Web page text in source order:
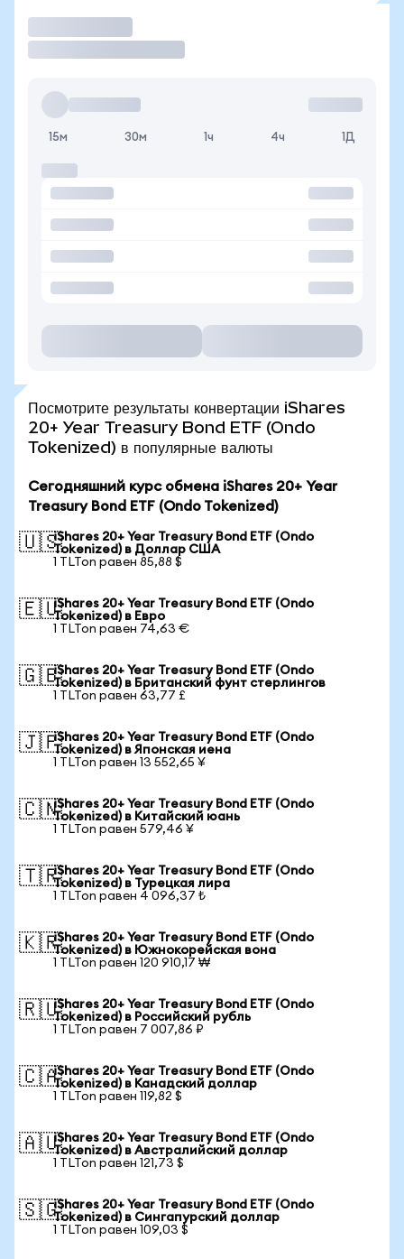
15м 30м 1ч 4ч 1Д
Посмотрите результаты конвертации iShares
20+ Year Treasury Bond ETF (Ondo
Tokenized) в популярные валюты
Сегодняшний курс обмена iShares 20+ Year
Treasury Bond ETF (Ondo Tokenized)
🇺🇸iShares 20+ Year Treasury Bond ETF (Ondo
Tokenized) в Доллар США
1 TLTon равен 85,88 $
🇪🇺iShares 20+ Year Treasury Bond ETF (Ondo
Tokenized) в Евро
1 TLTon равен 74,63 €
🇬🇧iShares 20+ Year Treasury Bond ETF (Ondo
Tokenized) в Британский фунт стерлингов
1 TLTon равен 63,77 £
🇯🇵iShares 20+ Year Treasury Bond ETF (Ondo
Tokenized) в Японская иена
1 TLTon равен 13 552,65 ¥
🇨🇳iShares 20+ Year Treasury Bond ETF (Ondo
Tokenized) в Китайский юань
1 TLTon равен 579,46 ¥
🇹🇷iShares 20+ Year Treasury Bond ETF (Ondo
Tokenized) в Турецкая лира
1 TLTon равен 4 096,37 ₺
🇰🇷iShares 20+ Year Treasury Bond ETF (Ondo
Tokenized) в Южнокорейская вона
1 TLTon равен 120 910,17 ₩
🇷🇺iShares 20+ Year Treasury Bond ETF (Ondo
Tokenized) в Российский рубль
1 TLTon равен 7 007,86 ₽
🇨🇦iShares 20+ Year Treasury Bond ETF (Ondo
Tokenized) в Канадский доллар
1 TLTon равен 119,82 $
🇦🇺iShares 20+ Year Treasury Bond ETF (Ondo
Tokenized) в Австралийский доллар
1 TLTon равен 121,73 $
🇸🇬iShares 20+ Year Treasury Bond ETF (Ondo
Tokenized) в Сингапурский доллар
1 TLTon равен 109,03 $